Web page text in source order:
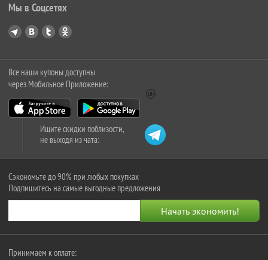
Мы в Соцсетях
Все наши купоны доступны
через Мобильное Приложение:
Ищите скидки поблизости,
не выходя из чата:
Сэкономьте до 90% при любых покупках
Подпишитесь на самые выгодные предложения
Принимаем к оплате: